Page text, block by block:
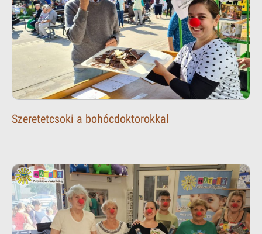
Szeretetcsoki a bohócdoktorokkal